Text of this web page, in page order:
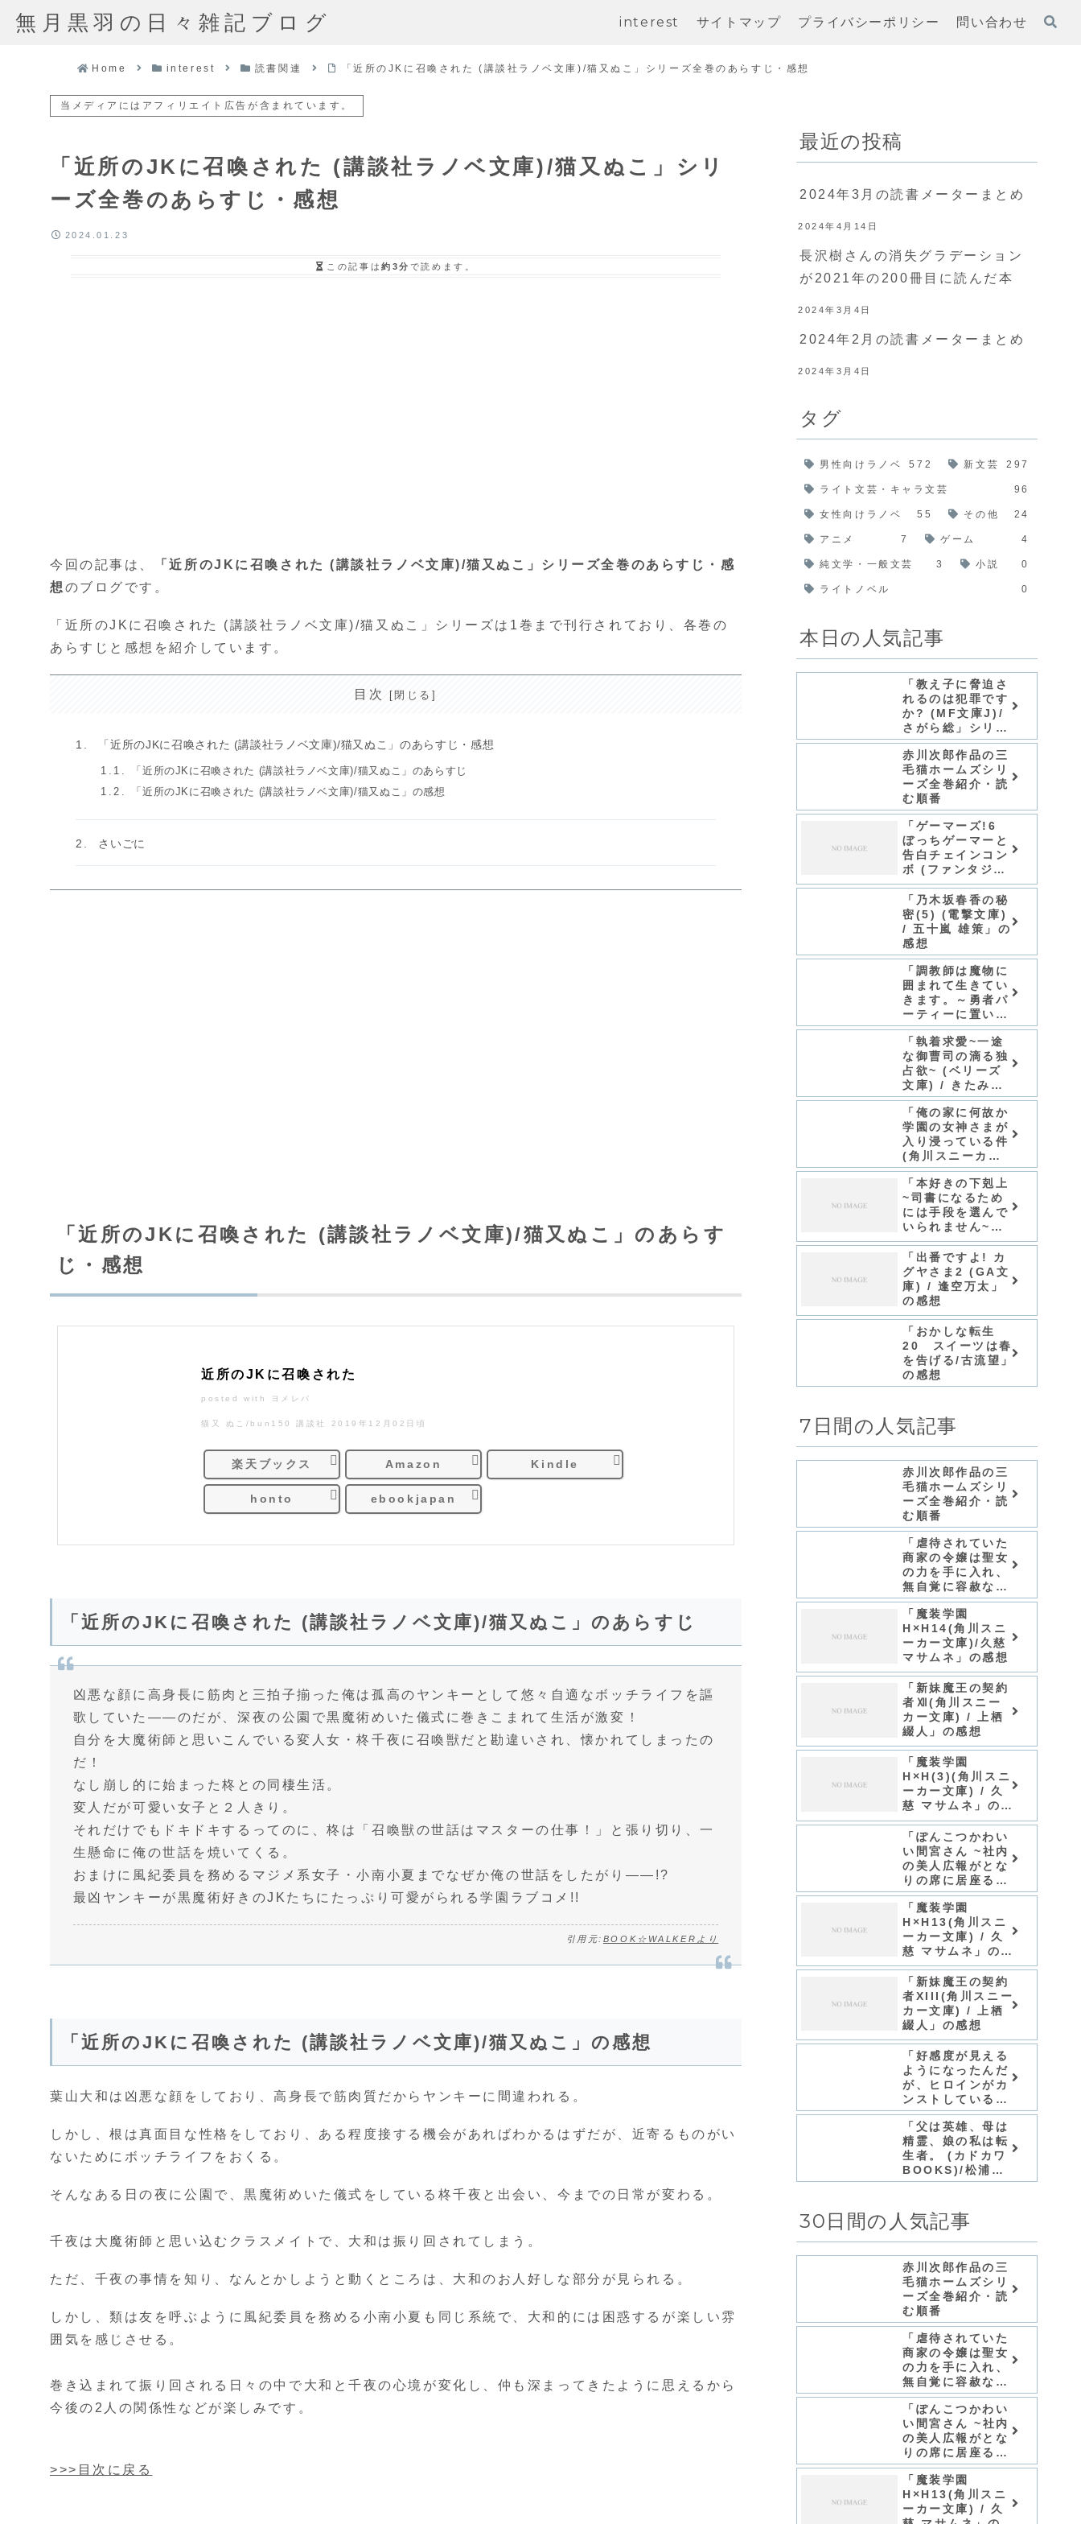
無月黒羽の日々雑記ブログ interest サイトマップ プライバシーポリシー 問い合わせ
Home interest 読書関連 「近所のJKに召喚された (講談社ラノベ文庫)/猫又ぬこ」シリーズ全巻のあらすじ・感想
当メディアにはアフィリエイト広告が含まれています。
「近所のJKに召喚された (講談社ラノベ文庫)/猫又ぬこ」シリ
ーズ全巻のあらすじ・感想
2024.01.23
この記事は約3分 で読めます。
今回の記事は、
「近所のJKに召喚された (講談社ラノベ文庫)/猫又ぬこ」シリーズ全巻のあらすじ・感
想 のブログです。
「近所のJKに召喚された (講談社ラノベ文庫)/猫又ぬこ」シリーズは1巻まで刊行されており、各巻の
あらすじと感想を紹介しています。
目次
「近所のJKに召喚された (講談社ラノベ文庫)/猫又ぬこ」のあらすじ・感想
「近所のJKに召喚された (講談社ラノベ文庫)/猫又ぬこ」のあらすじ
「近所のJKに召喚された (講談社ラノベ文庫)/猫又ぬこ」の感想
さいごに
「近所のJKに召喚された (講談社ラノベ文庫)/猫又ぬこ」のあらす
じ・感想
近所のJKに召喚された
posted with ヨメレバ
猫又 ぬこ/bun150 講談社 2019年12月02日頃
楽天ブックス Amazon Kindle
honto ebookjapan
「近所のJKに召喚された (講談社ラノベ文庫)/猫又ぬこ」のあらすじ
凶悪な顔に高身長に筋肉と三拍子揃った俺は孤高のヤンキーとして悠々自適なボッチライフを謳
歌していた――のだが、深夜の公園で黒魔術めいた儀式に巻きこまれて生活が激変！
自分を大魔術師と思いこんでいる変人女・柊千夜に召喚獣だと勘違いされ、懐かれてしまったの
だ！
なし崩し的に始まった柊との同棲生活。
変人だが可愛い女子と２人きり。
それだけでもドキドキするってのに、柊は「召喚獣の世話はマスターの仕事！」と張り切り、一
生懸命に俺の世話を焼いてくる。
おまけに風紀委員を務めるマジメ系女子・小南小夏までなぜか俺の世話をしたがり――!?
最凶ヤンキーが黒魔術好きのJKたちにたっぷり可愛がられる学園ラブコメ!!
引用元: BOOK☆WALKERより
「近所のJKに召喚された (講談社ラノベ文庫)/猫又ぬこ」の感想
葉山大和は凶悪な顔をしており、高身長で筋肉質だからヤンキーに間違われる。
しかし、根は真面目な性格をしており、ある程度接する機会があればわかるはずだが、近寄るものがい
ないためにボッチライフをおくる。
そんなある日の夜に公園で、黒魔術めいた儀式をしている柊千夜と出会い、今までの日常が変わる。
千夜は大魔術師と思い込むクラスメイトで、大和は振り回されてしまう。
ただ、千夜の事情を知り、なんとかしようと動くところは、大和のお人好しな部分が見られる。
しかし、類は友を呼ぶように風紀委員を務める小南小夏も同じ系統で、大和的には困惑するが楽しい雰
囲気を感じさせる。
巻き込まれて振り回される日々の中で大和と千夜の心境が変化し、仲も深まってきたように思えるから
今後の2人の関係性などが楽しみです。
>>>目次に戻る
最近の投稿
2024年3月の読書メーターまとめ
2024年4月14日
長沢樹さんの消失グラデーション
が2021年の200冊目に読んだ本
2024年3月4日
2024年2月の読書メーターまとめ
2024年3月4日
タグ
男性向けラノベ 572 新文芸 297
ライト文芸・キャラ文芸 96
女性向けラノベ 55 その他 24
アニメ 7 ゲーム 4
純文学・一般文芸 3 小説 0
ライトノベル 0
本日の人気記事
「教え子に脅迫さ
れるのは犯罪です
か? (MF文庫J)/
さがら総」シリー
ズ全巻のあらす
じ・感想
赤川次郎作品の三
毛猫ホームズシリ
ーズ全巻紹介・読
む順番
「ゲーマーズ!6
ぼっちゲーマーと
告白チェインコン
ボ (ファンタジア
文庫) / 葵せき
な」の感想
「乃木坂春香の秘
密(5) (電撃文庫)
/ 五十嵐 雄策」の
感想
「調教師は魔物に
囲まれて生きてい
きます。～勇者パ
ーティーに置いて
いかれたけど、伝
説の魔物と出会い
最強になってた～
(グラスト
NOVELS)/七篠
龍」シリーズ全巻
のあらすじ・感想
「執着求愛~一途
な御曹司の滴る独
占欲~ (ベリーズ
文庫) / きたみま
ゆ」シリーズ全巻
のあらすじ・感想
「俺の家に何故か
学園の女神さまが
入り浸っている件
(角川スニーカー
文庫) / 紫ユウ」
シリーズ全巻のあ
らすじ・感想
「本好きの下剋上
~司書になるため
には手段を選んで
いられません~第
二部「神殿の巫女
見習い1」 / 香月
美夜」の感想
「出番ですよ! カ
グヤさま2 (GA文
庫) / 逢空万太」
の感想
「おかしな転生
20 スイーツは春
を告げる/古流望」
の感想
7日間の人気記事
赤川次郎作品の三
毛猫ホームズシリ
ーズ全巻紹介・読
む順番
「虐待されていた
商家の令嬢は聖女
の力を手に入れ、
無自覚に容赦なく
逆襲する/てんてん
どんどん」シリー
ズ全巻のあらす
じ・感想
「魔装学園
H×H14(角川スニ
ーカー文庫)/久慈
マサムネ」の感想
「新妹魔王の契約
者Ⅻ(角川スニー
カー文庫) / 上栖
綴人」の感想
「魔装学園
H×H(3)(角川スニ
ーカー文庫) / 久
慈 マサムネ」の感
想
「ぽんこつかわい
い間宮さん ~社内
の美人広報がとな
りの席に居座る件
~ (ファンタジア
文庫)/小狐ミナ
ト」シリーズ全巻
のあらすじ・感想
「魔装学園
H×H13(角川スニ
ーカー文庫) / 久
慈 マサムネ」の感
想
「新妹魔王の契約
者XIII(角川スニー
カー文庫) / 上栖
綴人」の感想
「好感度が見える
ようになったんだ
が、ヒロインがカ
ンストしている件
(角川スニーカー
文庫)/小牧亮介」
シリーズ全巻のあ
らすじ・感想
「父は英雄、母は
精霊、娘の私は転
生者。 (カドカワ
BOOKS)/松浦」
シリーズ全巻のあ
30日間の人気記事
赤川次郎作品の三
毛猫ホームズシリ
ーズ全巻紹介・読
む順番
「虐待されていた
商家の令嬢は聖女
の力を手に入れ、
無自覚に容赦なく
逆襲する/てんてん
どんどん」シリー
ズ全巻のあらす
じ・感想
「ぽんこつかわい
い間宮さん ~社内
の美人広報がとな
りの席に居座る件
~ (ファンタジア
文庫)/小狐ミナ
ト」シリーズ全巻
のあらすじ・感想
「魔装学園
H×H13(角川スニ
ーカー文庫) / 久